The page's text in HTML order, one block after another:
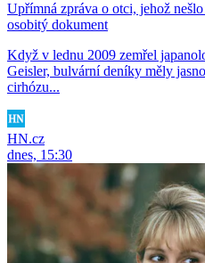
Upřímná zpráva o otci, jehož
osobitý dokument
Když v lednu 2009 zemřel
Geisler, bulvární deníky měly
cirhózu...
HN.cz
dnes, 15:30